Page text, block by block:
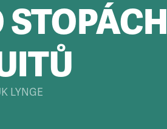
STOPÁCH
LYNGE